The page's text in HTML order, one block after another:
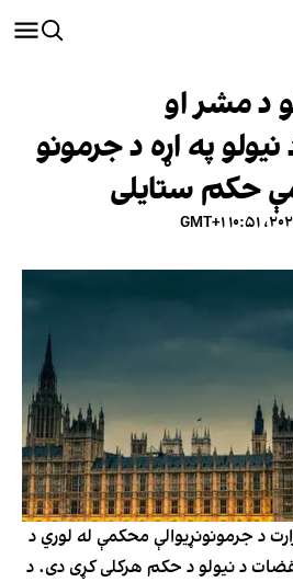
د مشر او
په اړه د جرمونو
حکم ستایلی
د جرمونونړیوالې محکمې له لوري د
د نیولو د حکم هرکلی کړی دی. د